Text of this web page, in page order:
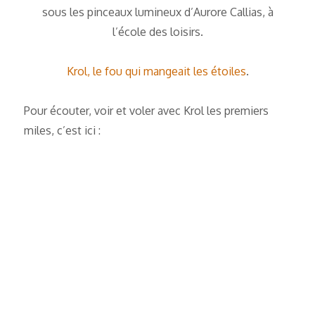
sous les pinceaux lumineux d’Aurore Callias, à
l’école des loisirs.
Krol, le fou qui mangeait les étoiles.
Pour écouter, voir et voler avec Krol les premiers
miles, c’est ici :